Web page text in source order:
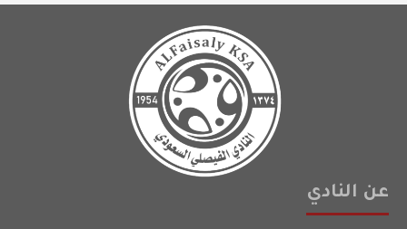
عن النادي